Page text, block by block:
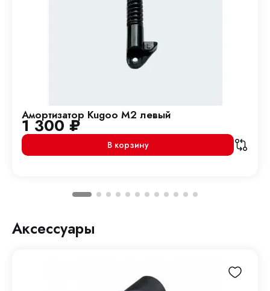
Амортизатор Kugoo M2 левый
1 300₽
В корзину
Аксессуары